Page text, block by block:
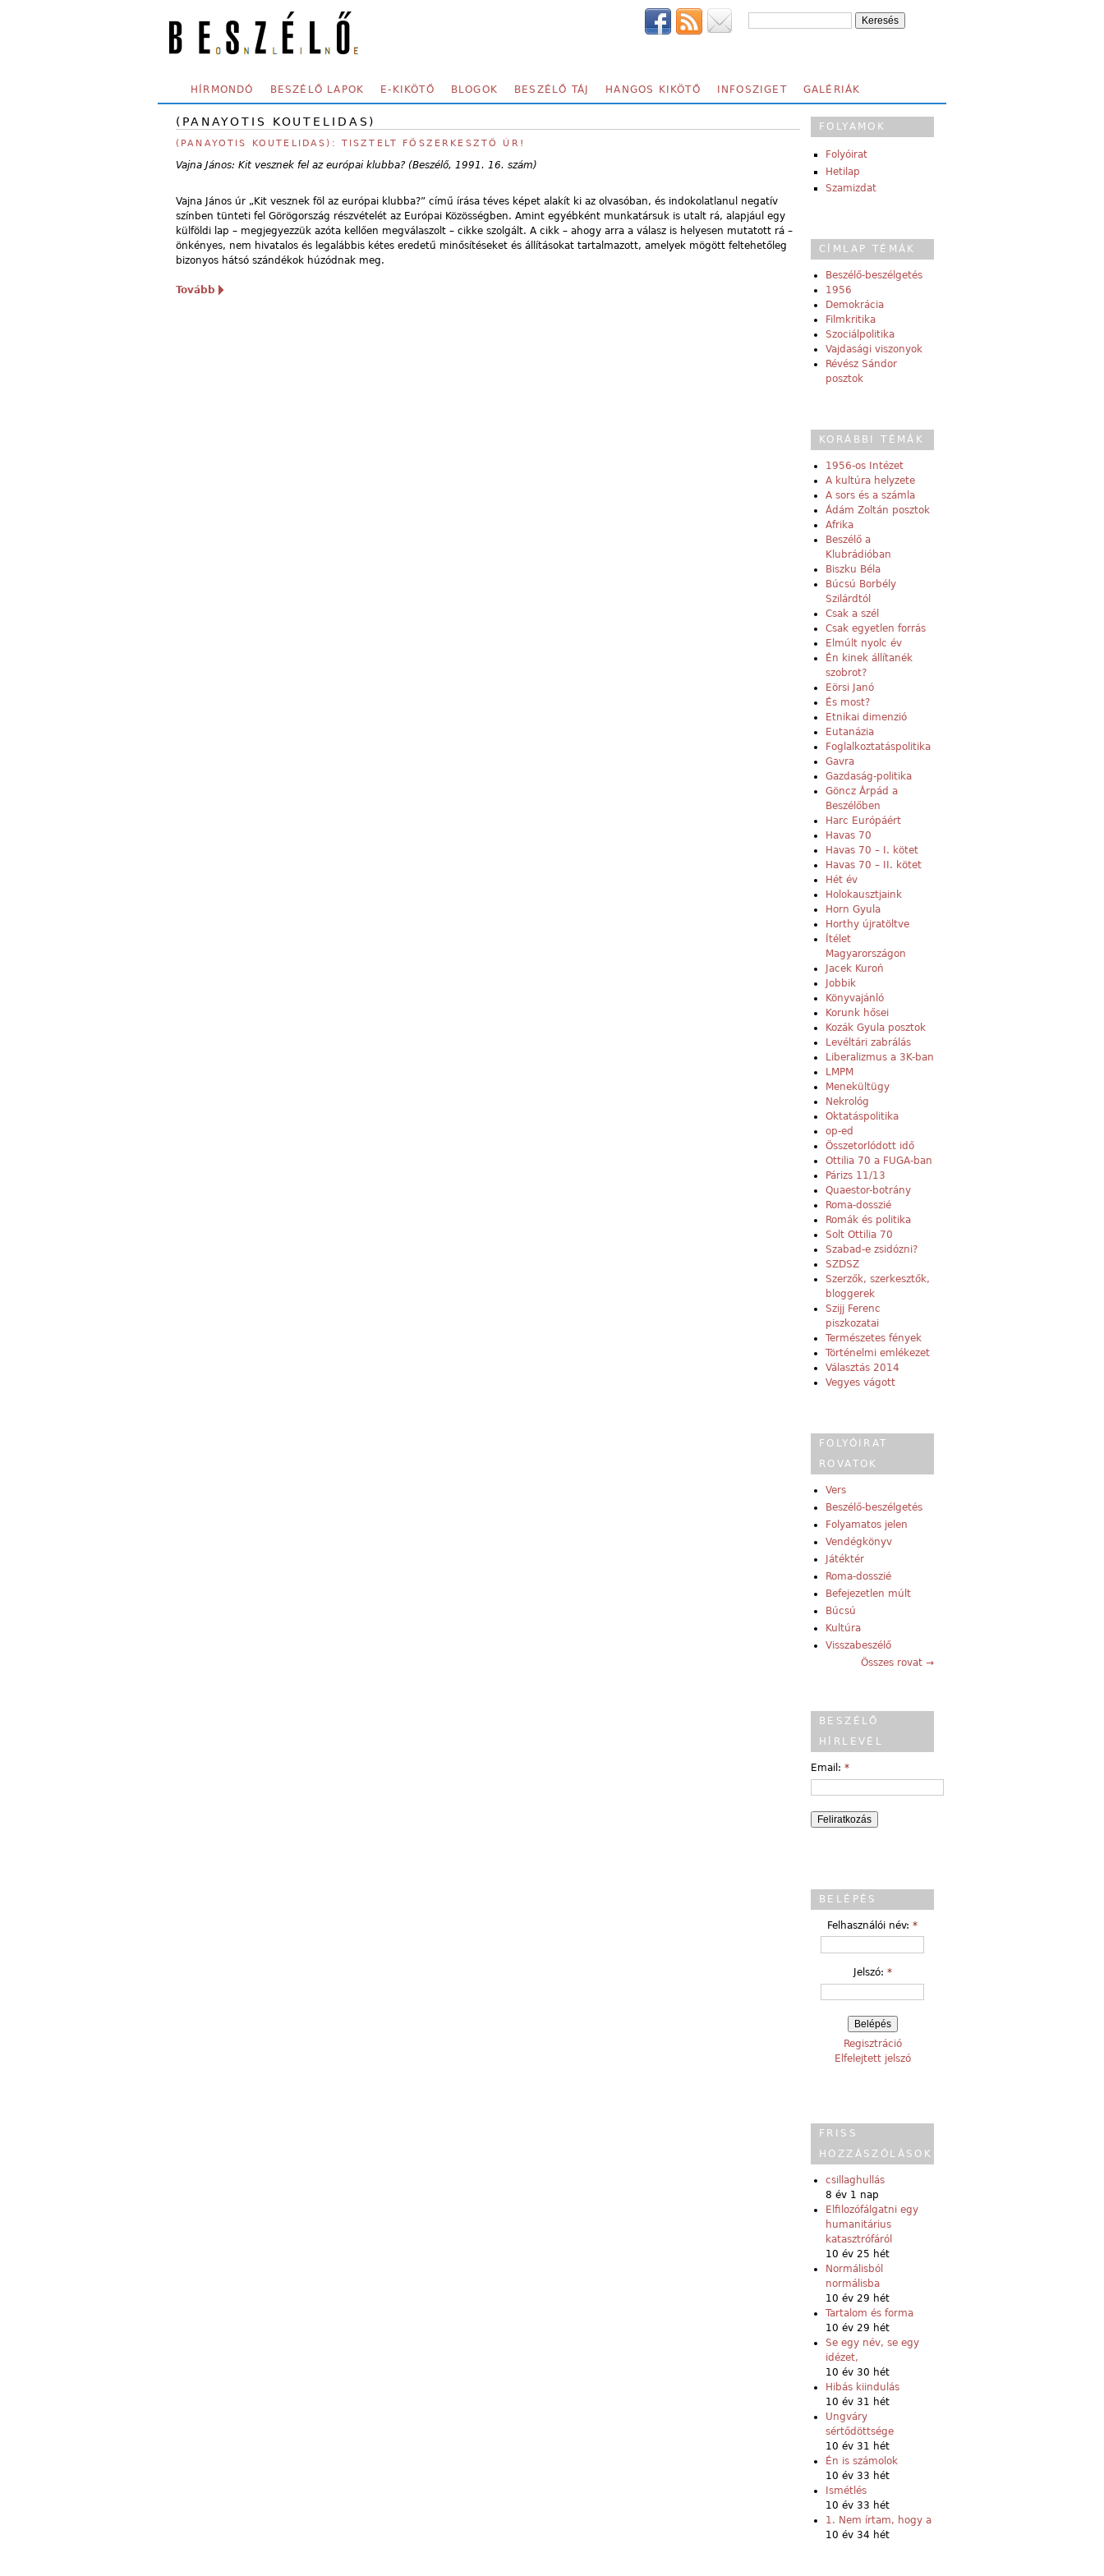
SECONDARY MENU
HÍRMONDÓ BESZÉLŐ LAPOK E-KIKÖTŐ BLOGOK BESZÉLŐ TÁJ HANGOS KIKÖTŐ INFOSZIGET GALÉRIÁK
(PANAYOTIS KOUTELIDAS)
(PANAYOTIS KOUTELIDAS): TISZTELT FŐSZERKESZTŐ ÚR!
Vajna János: Kit vesznek fel az európai klubba? (Beszélő, 1991. 16. szám)
Vajna János úr „Kit vesznek föl az európai klubba?” című írása téves képet alakít ki az olvasóban, és indokolatlanul negatív
színben tünteti fel Görögország részvételét az Európai Közösségben. Amint egyébként munkatársuk is utalt rá, alapjául egy
külföldi lap – megjegyezzük azóta kellően megválaszolt – cikke szolgált. A cikk – ahogy arra a válasz is helyesen mutatott rá –
önkényes, nem hivatalos és legalábbis kétes eredetű minősítéseket és állításokat tartalmazott, amelyek mögött feltehetőleg
bizonyos hátsó szándékok húzódnak meg.
Tovább
FOLYAMOK
Folyóirat
Hetilap
Szamizdat
CÍMLAP TÉMÁK
Beszélő-beszélgetés
1956
Demokrácia
Filmkritika
Szociálpolitika
Vajdasági viszonyok
Révész Sándor
posztok
KORÁBBI TÉMÁK
1956-os Intézet
A kultúra helyzete
A sors és a számla
Ádám Zoltán posztok
Afrika
Beszélő a
Klubrádióban
Biszku Béla
Búcsú Borbély
Szilárdtól
Csak a szél
Csak egyetlen forrás
Elmúlt nyolc év
Én kinek állítanék
szobrot?
Eörsi Janó
És most?
Etnikai dimenzió
Eutanázia
Foglalkoztatáspolitika
Gavra
Gazdaság-politika
Göncz Árpád a
Beszélőben
Harc Európáért
Havas 70
Havas 70 – I. kötet
Havas 70 – II. kötet
Hét év
Holokausztjaink
Horn Gyula
Horthy újratöltve
Ítélet
Magyarországon
Jacek Kuroń
Jobbik
Könyvajánló
Korunk hősei
Kozák Gyula posztok
Levéltári zabrálás
Liberalizmus a 3K-ban
LMPM
Menekültügy
Nekrológ
Oktatáspolitika
op-ed
Összetorlódott idő
Ottilia 70 a FUGA-ban
Párizs 11/13
Quaestor-botrány
Roma-dosszié
Romák és politika
Solt Ottilia 70
Szabad-e zsidózni?
SZDSZ
Szerzők, szerkesztők,
bloggerek
Szijj Ferenc
piszkozatai
Természetes fények
Történelmi emlékezet
Választás 2014
Vegyes vágott
FOLYÓIRAT
ROVATOK
Vers
Beszélő-beszélgetés
Folyamatos jelen
Vendégkönyv
Játéktér
Roma-dosszié
Befejezetlen múlt
Búcsú
Kultúra
Visszabeszélő
Összes rovat →
BESZÉLŐ
HÍRLEVÉL
Email: *
BELÉPÉS
Felhasználói név: *
Jelszó: *
Regisztráció
Elfelejtett jelszó
FRISS
HOZZÁSZÓLÁSOK
csillaghullás
8 év 1 nap
Elfilozófálgatni egy
humanitárius
katasztrófáról
10 év 25 hét
Normálisból
normálisba
10 év 29 hét
Tartalom és forma
10 év 29 hét
Se egy név, se egy
idézet,
10 év 30 hét
Hibás kiindulás
10 év 31 hét
Ungváry
sértődöttsége
10 év 31 hét
Én is számolok
10 év 33 hét
Ismétlés
10 év 33 hét
1. Nem írtam, hogy a
10 év 34 hét